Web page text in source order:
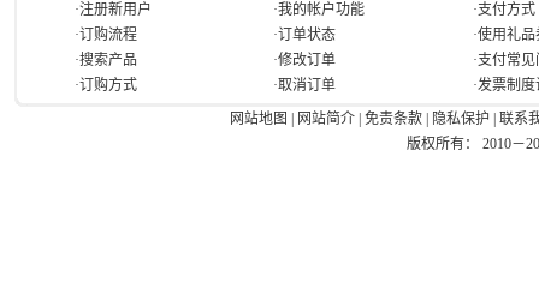
·注册新用户
·订购流程
·搜索产品
·订购方式
·我的帐户功能
·订单状态
·修改订单
·取消订单
·支付方式
·使用礼品
·支付常
·发票制
网站地图
网站简介 免责条款 隐私保护
联系
版权所有： 2010－